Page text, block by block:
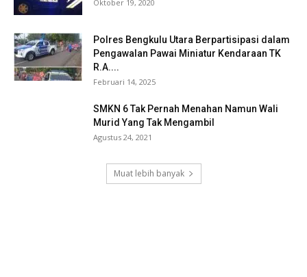
Oktober 19, 2020
Polres Bengkulu Utara Berpartisipasi dalam
Pengawalan Pawai Miniatur Kendaraan TK
R.A....
Februari 14, 2025
SMKN 6 Tak Pernah Menahan Namun Wali
Murid Yang Tak Mengambil
Agustus 24, 2021
Muat lebih banyak